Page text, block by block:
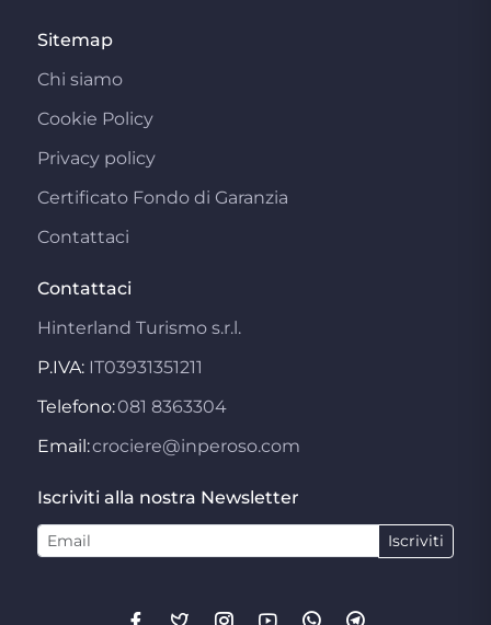
Sitemap
Chi siamo
Cookie Policy
Privacy policy
Certificato Fondo di Garanzia
Contattaci
Contattaci
Hinterland Turismo s.r.l.
P.IVA: IT03931351211
Telefono:081 8363304
Email:crociere@inperoso.com
Iscriviti alla nostra Newsletter
Iscriviti